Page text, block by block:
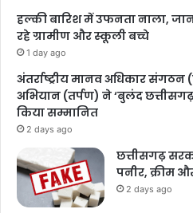
हल्की बारिश में उफनता नाला,
रहे ग्रामीण और स्कूली बच्चे
1 day ago
अंतर्राष्ट्रीय मानव अधिकार
अभियान (तर्पण) ने ‘बुलंद
किया सम्मानित
2 days ago
छत्तीसगढ़
पनीर, क्रीम
2 days ago